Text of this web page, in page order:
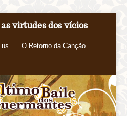
virtudes dos vícios
O Retorno da Canção